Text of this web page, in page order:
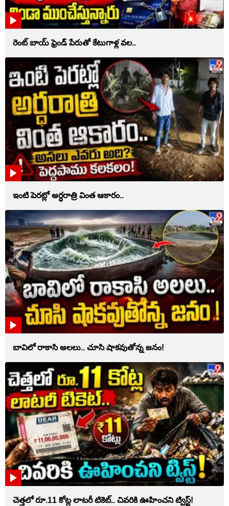
రెంట్ బాయ్‌ ఫ్రెండ్ పేరుతో కేటుగాళ్ల వల..
ఇంటి పెరట్లో అర్ధరాత్రి వింత ఆకారం..
బావిలో రాకాసి అలలు.. చూసి షాకవుతోన్న జనం!
చెత్తలో రూ.11 కోట్ల లాటరీ టికెట్.. చివరికి ఊహించని ట్విస్ట్!